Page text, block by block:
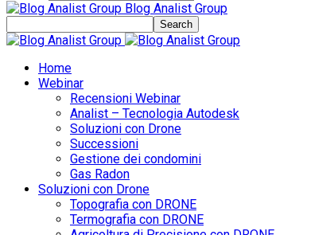
Blog Analist Group
Home
Webinar
Recensioni Webinar
Analist – Tecnologia Autodesk
Soluzioni con Drone
Successioni
Gestione dei condomini
Gas Radon
Soluzioni con Drone
Topografia con DRONE
Termografia con DRONE